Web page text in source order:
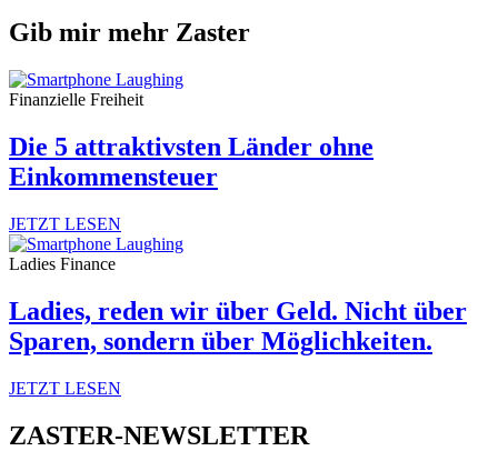
Gib mir mehr Zaster
Finanzielle Freiheit
Die 5 attraktivsten Länder ohne
Einkommensteuer
JETZT LESEN
Ladies Finance
Ladies, reden wir über Geld. Nicht über
Sparen, sondern über Möglichkeiten.
JETZT LESEN
ZASTER-NEWSLETTER